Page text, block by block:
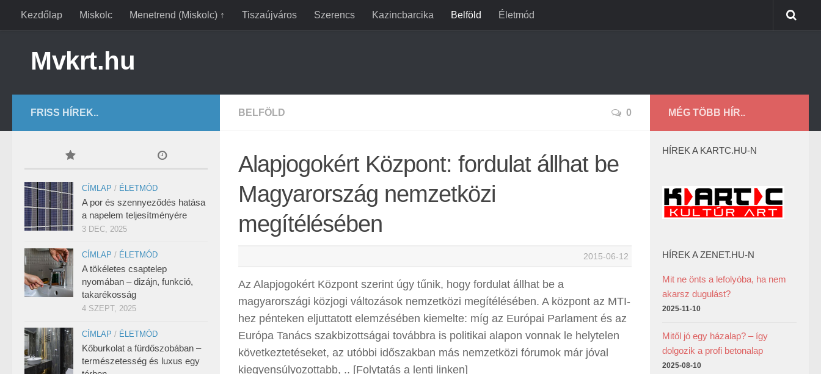
Kezdőlap Miskolc Menetrend (Miskolc) ↑ Tiszaújváros Szerencs Kazincbarcika Belföld Életmód
Mvkrt.hu
BELFÖLD 0
Alapjogokért Központ: fordulat állhat be
Magyarország nemzetközi
megítélésében
2015-06-12
Az Alapjogokért Központ szerint úgy tűnik, hogy fordulat állhat be a
magyarországi közjogi változások nemzetközi megítélésében. A központ az MTI-
hez pénteken eljuttatott elemzésében kiemelte: míg az Európai Parlament és az
Európa Tanács szakbizottságai továbbra is politikai alapon vonnak le helytelen
következtetéseket, az utóbbi időszakban más nemzetközi fórumok már jóval
kiegyensúlyozottabb, .. [Folytatás a lenti linken]
FRISS HÍREK..
CÍMLAP / ÉLETMÓD
A por és szennyeződés hatása
a napelem teljesítményére
3 DEC, 2025
CÍMLAP / ÉLETMÓD
A tökéletes csaptelep
nyomában – dizájn, funkció,
takarékosság
4 SZEPT, 2025
CÍMLAP / ÉLETMÓD
Kőburkolat a fürdőszobában –
természetesség és luxus egy
MÉG TÖBB HÍR..
HÍREK A KARTC.HU-N
HÍREK A ZENET.HU-N
Mit ne önts a lefolyóba, ha nem
akarsz dugulást?
2025-11-10
Mitől jó egy házalap? – így
dolgozik a profi betonalap
2025-08-10